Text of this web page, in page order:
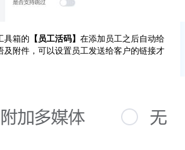
具箱的 【员工活码】 在添加员工之后自动给
及附件，可以设置员工发送给客户的链接才